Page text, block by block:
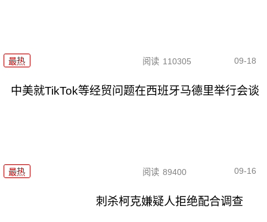
最热 阅读 110305 09-18
中美就TikTok等经贸问题在西班牙马德里举行会谈
最热 阅读 89400 09-16
刺杀柯克嫌疑人拒绝配合调查